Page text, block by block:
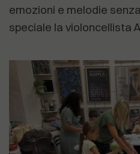
emozioni e melodie
speciale la violoncellista